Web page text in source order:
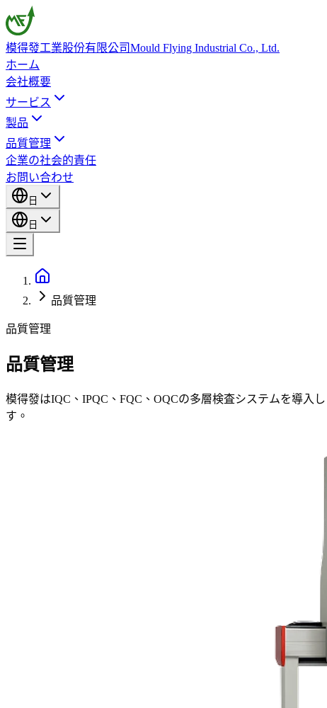
模得發工業股份有限公司Mould Flying Industrial Co., Ltd.
ホーム
会社概要
サービス
製品
品質管理
企業の社会的責任
お問い合わせ
日
日
品質管理
品質管理
品質管理
模得發はIQC、IPQC、FQC、OQCの多層検査システムを導入
す。